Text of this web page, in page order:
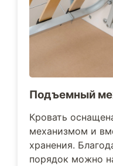
Подъемный
Кровать
механизмом и
хранения.
порядок можно